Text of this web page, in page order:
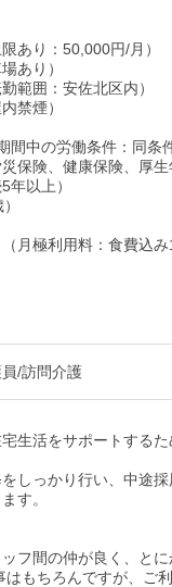
あり：50,000円/月）
あり）
範囲：安佐北区内）
禁煙）
間中の労働条件：同条
保険、健康保険、厚生
年以上）
月極利用料：食費込
/訪問介護
生活をサポートする
しっかり行い、中途
す。
フ間の仲が良く、と
もちろんですが、ご